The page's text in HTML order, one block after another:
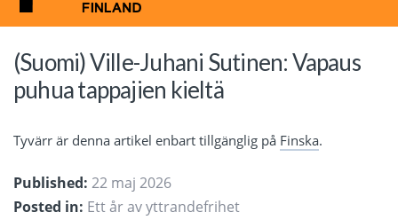
(Suomi) Ville-Juhani Sutinen: Vapaus
puhua tappajien kieltä
Tyvärr är denna artikel enbart tillgänglig på Finska.
Published: 22 maj 2026
Posted in: Ett år av yttrandefrihet